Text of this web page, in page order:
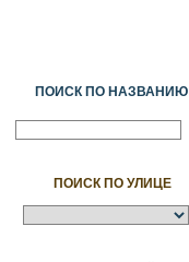
ПОИСК ПО НАЗВАНИЮ
ПОИСК ПО УЛИЦЕ